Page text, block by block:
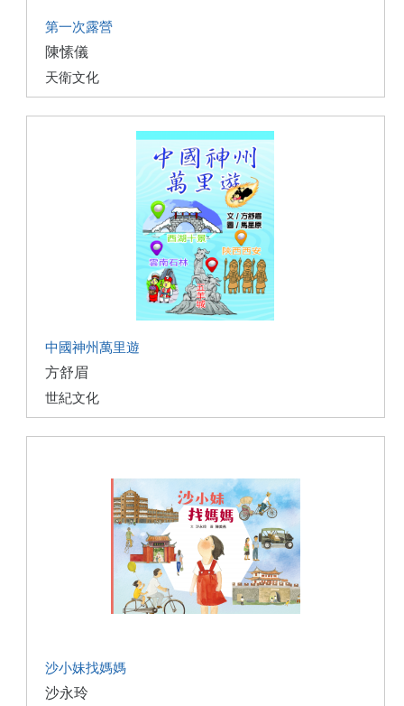
第一次露營
陳愫儀
天衛文化
中國神州萬里遊
方舒眉
世紀文化
沙小妹找媽媽
沙永玲